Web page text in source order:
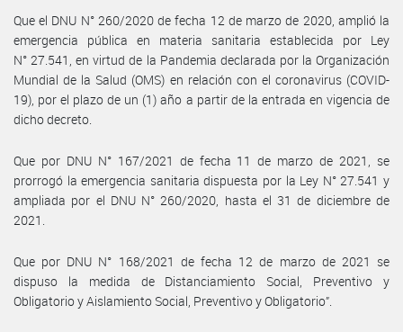
Que el DNU N° 260/2020 de fecha 12 de marzo de 2020, amplió la
emergencia pública en materia sanitaria establecida por Ley
N° 27.541, en virtud de la Pandemia declarada por la Organización
Mundial de la Salud (OMS) en relación con el coronavirus (COVID-
19), por el plazo de un (1) año a partir de la entrada en vigencia de
dicho decreto.
Que por DNU N° 167/2021 de fecha 11 de marzo de 2021, se
prorrogó la emergencia sanitaria dispuesta por la Ley N° 27.541 y
ampliada por el DNU N° 260/2020, hasta el 31 de diciembre de
2021.
Que por DNU N° 168/2021 de fecha 12 de marzo de 2021 se
dispuso la medida de Distanciamiento Social, Preventivo y
Obligatorio y Aislamiento Social, Preventivo y Obligatorio”.